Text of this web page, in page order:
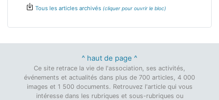
Tous les articles archivés
^ haut de page ^
Ce site retrace la vie de l'association, ses activités,
événements et actualités dans plus de 700 articles, 4 000
images et 1 500 documents. Retrouvez l'article qui vous
intéresse dans les rubriques et sous-rubriques ou